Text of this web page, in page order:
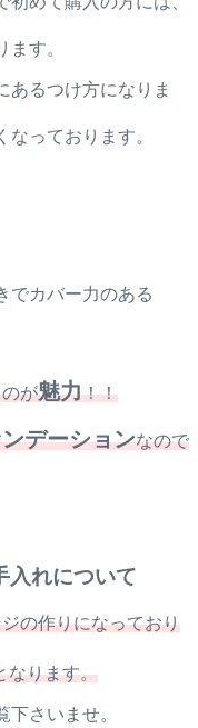
す。
あるつけ方になりま
っております。
でカバー力のある
が魅力！！
デーションなので
入れについて
の作りになっており
なります。
さいませ。